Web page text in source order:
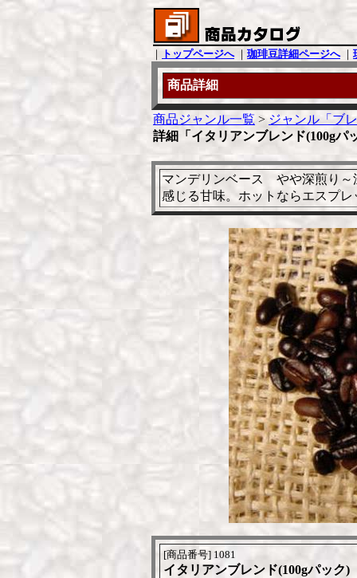
｜ トップページへ｜ 珈琲豆詳細ページへ｜
商品詳細
商品ジャンル一覧 >ジャンル「ブ
詳細「イタリアンブレンド(100gパ
マンデリンベース やや深煎り～
感じる甘味。ホットならエスプ
[商品番号] 1081
イタリアンブレンド(100gパック)